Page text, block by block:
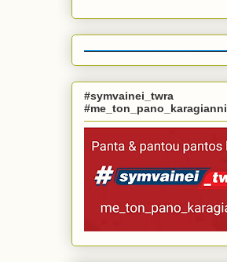
#symvainei_twra
#me_ton_pano_karagianni